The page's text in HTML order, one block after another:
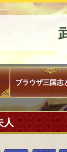
ブラウザ三国志
人